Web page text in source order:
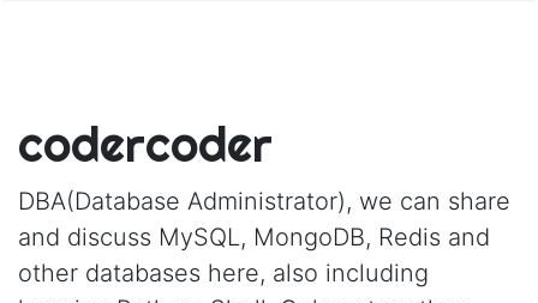
codercoder
DBA(Database Administrator), we can share
and discuss MySQL, MongoDB, Redis and
other databases here, also including